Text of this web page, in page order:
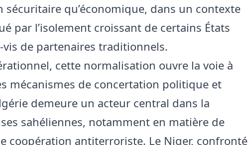
sécuritaire qu’économique, dans un contexte
par l’isolement croissant de certains États
vis de partenaires traditionnels.
cette normalisation ouvre la voie à
mécanismes de concertation politique et
demeure un acteur central dans la
sahéliennes, notamment en matière de
coopération antiterroriste. Le Niger, confronté